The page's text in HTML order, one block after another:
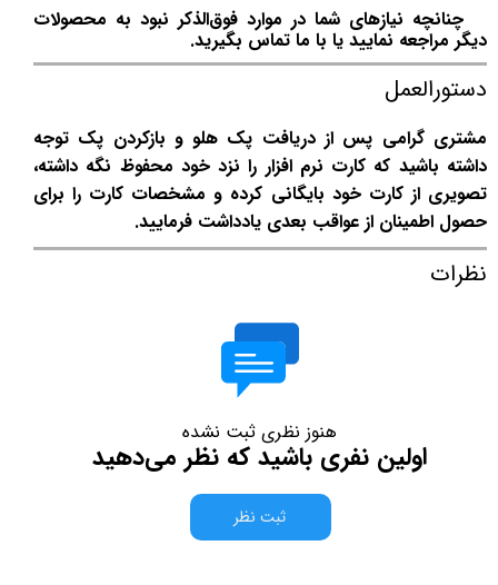
چنانچه نیازهای شما در موارد فوق‌الذکر نبود به محصولات
دیگر مراجعه نمایید یا با ما تماس بگیرید.
دستورالعمل
مشتری گرامی پس از دریافت پک هلو و بازکردن پک توجه
داشته باشید که کارت نرم افزار را نزد خود محفوظ نگه داشته،
تصویری از کارت خود بایگانی کرده و مشخصات کارت را برای
حصول اطمینان از عواقب بعدی یادداشت فرمایید.
نظرات
هنوز نظری ثبت نشده
اولین نفری باشید که نظر می‌دهید
ثبت نظر